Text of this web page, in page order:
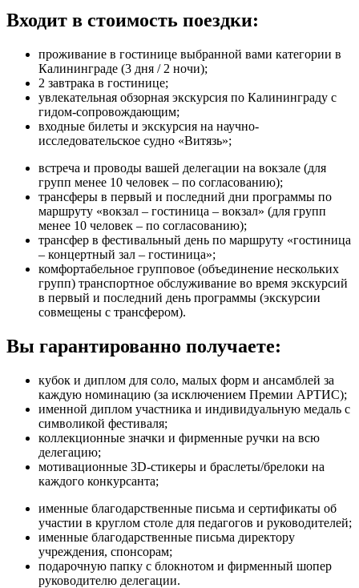
Входит в стоимость поездки:
проживание в гостинице выбранной вами категории в
Калининграде (3 дня / 2 ночи);
2 завтрака в гостинице;
увлекательная обзорная экскурсия по Калининграду с
гидом-сопровождающим;
входные билеты и экскурсия на научно-
исследовательское судно «Витязь»;
встреча и проводы вашей делегации на вокзале (для
групп менее 10 человек – по согласованию);
трансферы в первый и последний дни программы по
маршруту «вокзал – гостиница – вокзал» (для групп
менее 10 человек – по согласованию);
трансфер в фестивальный день по маршруту «гостиница
– концертный зал – гостиница»;
комфортабельное групповое (объединение нескольких
групп) транспортное обслуживание во время экскурсий
в первый и последний день программы (экскурсии
совмещены с трансфером).
Вы гарантированно получаете:
кубок и диплом для соло, малых форм и ансамблей за
каждую номинацию (за исключением Премии АРТИС);
именной диплом участника и индивидуальную медаль с
символикой фестиваля;
коллекционные значки и фирменные ручки на всю
делегацию;
мотивационные 3D-стикеры и браслеты/брелоки на
каждого конкурсанта;
именные благодарственные письма и сертификаты об
участии в круглом столе для педагогов и руководителей;
именные благодарственные письма директору
учреждения, спонсорам;
подарочную папку с блокнотом и фирменный шопер
руководителю делегации.